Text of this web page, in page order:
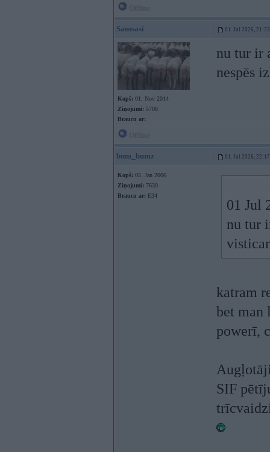
Samsasi 01. Jul 2026, 21:23
Kopš: 01. Nov 2014
Ziņojumi: 5706
Braucu ar:
nu tur ir
nespēs
bum_bumz 01. Jul 2026, 22:17
Kopš: 05. Jan 2006
Ziņojumi: 7630
Braucu ar: E34
01 Jul
nu tur
katram
bet man
powerī,
SIF